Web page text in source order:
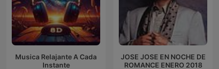
Musica Relajante A Cada
Instante
JOSE JOSE EN NOCHE DE
ROMANCE ENERO 2018